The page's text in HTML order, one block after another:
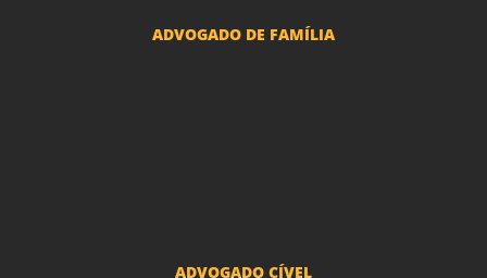
ADVOGADO DE FAMÍLIA
ADVOGADO CÍVEL